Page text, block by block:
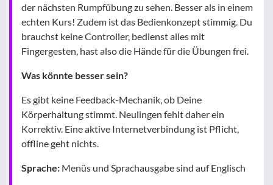
der nächsten Rumpfübung zu sehen. Besser als in einem
echten Kurs! Zudem ist das Bedienkonzept stimmig. Du
brauchst keine Controller, bedienst alles mit
Fingergesten, hast also die Hände für die Übungen frei.
Was könnte besser sein?
Es gibt keine Feedback-Mechanik, ob Deine
Körperhaltung stimmt. Neulingen fehlt daher ein
Korrektiv. Eine aktive Internetverbindung ist Pflicht,
offline geht nichts.
Sprache: Menüs und Sprachausgabe sind auf Englisch